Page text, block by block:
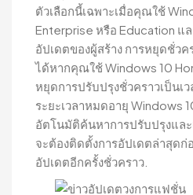
ตัวเลือกนี้เฉพาะเมื่อคุณใช้
Enterprise หรือ Education
อัปเดตของผู้สร้าง การหยุดชั่วค
ได้หากคุณใช้ Windows 10
หยุดการปรับปรุงชั่วคราวเป็นเ
ระยะเวลาหมดอายุ Windows
อัตโนมัติค้นหาการปรับปรุงแล
จะต้องติดตั้งการอัปเดตล่าสุด
อัปเดตอีกครั้งชั่วคราว.